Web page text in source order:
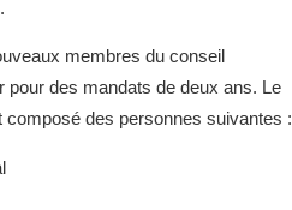
membres du conseil
pour des mandats de deux ans. Le
composé des personnes suivantes :